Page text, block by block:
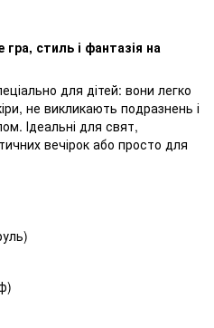
стиль і фантазія на
для дітей: вони легко
не викликають подразнень і
Ідеальні для свят,
вечірок або просто для